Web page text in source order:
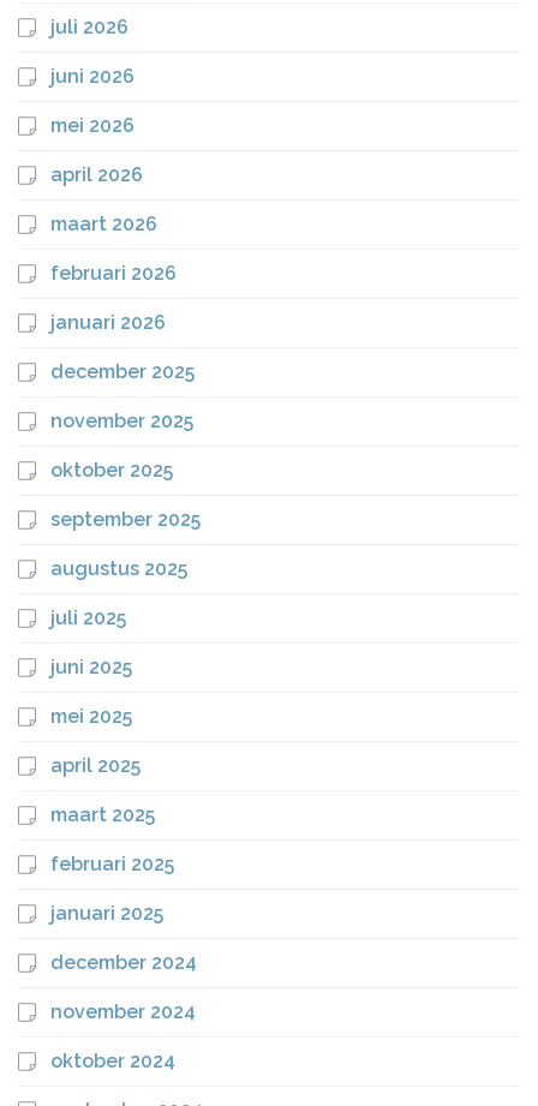
juli 2026
juni 2026
mei 2026
april 2026
maart 2026
februari 2026
januari 2026
december 2025
november 2025
oktober 2025
september 2025
augustus 2025
juli 2025
juni 2025
mei 2025
april 2025
maart 2025
februari 2025
januari 2025
december 2024
november 2024
oktober 2024